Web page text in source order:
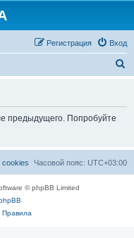
Вход
Регистрация
предыдущего. Попробуйте
Часовой пояс: UTC+03:00
cookies
© phpBB Limited
Правила